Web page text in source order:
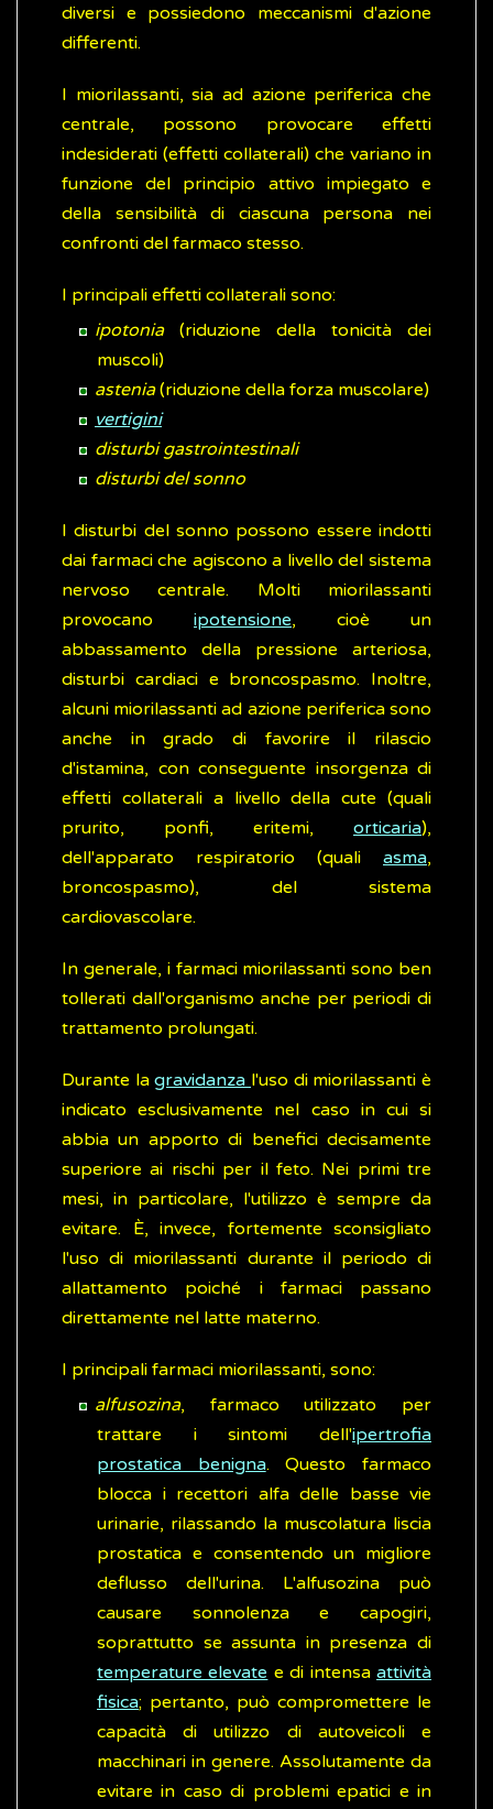
diversi e possiedono meccanismi d'azione
differenti.
I miorilassanti, sia ad azione periferica che
centrale, possono provocare effetti
indesiderati (effetti collaterali) che variano in
funzione del principio attivo impiegato e
della sensibilità di ciascuna persona nei
confronti del farmaco stesso.
I principali effetti collaterali sono:
ipotonia(riduzione della tonicità dei
muscoli)
astenia(riduzione della forza muscolare)
vertigini
disturbi gastrointestinali
disturbi del sonno
I disturbi del sonno possono essere indotti
dai farmaci che agiscono a livello del sistema
nervoso centrale. Molti miorilassanti
provocano ipotensione, cioè un
abbassamento della pressione arteriosa,
disturbi cardiaci e broncospasmo. Inoltre,
alcuni miorilassanti ad azione periferica sono
anche in grado di favorire il rilascio
d'istamina, con conseguente insorgenza di
effetti collaterali a livello della cute (quali
prurito, ponfi, eritemi, orticaria),
dell'apparato respiratorio (quali asma,
broncospasmo), del sistema
cardiovascolare.
In generale, i farmaci miorilassanti sono ben
tollerati dall'organismo anche per periodi di
trattamento prolungati.
Durante lagravidanza l'uso di miorilassanti è
indicato esclusivamente nel caso in cui si
abbia un apporto di benefici decisamente
superiore ai rischi per il feto. Nei primi tre
mesi, in particolare, l'utilizzo è sempre da
evitare. È, invece, fortemente sconsigliato
l'uso di miorilassanti durante il periodo di
allattamento poiché i farmaci passano
direttamente nel latte materno.
I principali farmaci miorilassanti, sono:
alfusozina, farmaco utilizzato per
trattare i sintomi dell'ipertrofia
prostatica benigna. Questo farmaco
blocca i recettori alfa delle basse vie
urinarie, rilassando la muscolatura liscia
prostatica e consentendo un migliore
deflusso dell'urina. L'alfusozina può
causare sonnolenza e capogiri,
soprattutto se assunta in presenza di
temperature elevate e di intensaattività
fisica; pertanto, può compromettere le
capacità di utilizzo di autoveicoli e
macchinari in genere. Assolutamente da
evitare in caso di problemi epatici e in